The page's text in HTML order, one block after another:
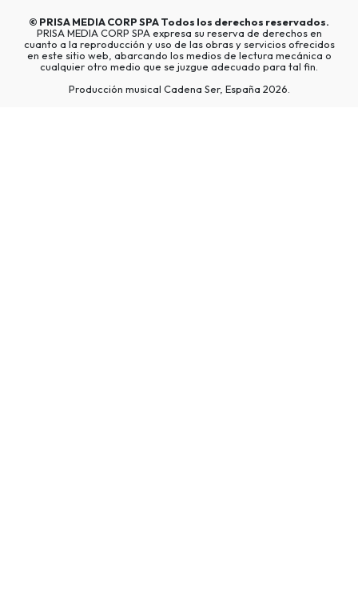
© PRISA MEDIA CORP SPATodos los derechos reservados.
PRISA MEDIA CORP SPA expresa su reserva de derechos en
cuanto a la reproducción y uso de las obras y servicios ofrecidos
en este sitio web, abarcando los medios de lectura mecánica o
cualquier otro medio que se juzgue adecuado para tal fin.
Producción musical Cadena Ser, España 2026.